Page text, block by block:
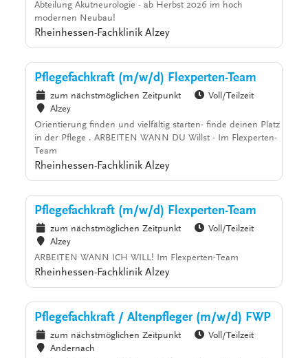
Abteilung Akutneurologie - ab Herbst 2026 im hoch
modernen Neubau!
Rheinhessen-Fachklinik Alzey
Pflegefachkraft (m/w/d) Flexperten-Team
zum nächstmöglichen Zeitpunkt
Voll/Teilzeit
Alzey
Orientierung finden und vielfältig starten- finde deinen Platz
in der Pflege . ARBEITEN WANN DU Willst - Im Flexperten-
Team
Rheinhessen-Fachklinik Alzey
Pflegefachkraft (m/w/d) Flexperten-Team
zum nächstmöglichen Zeitpunkt
Voll/Teilzeit
Alzey
ARBEITEN WANN ICH WILL! Im Flexperten-Team
Rheinhessen-Fachklinik Alzey
Pflegefachkraft / Altenpfleger (m/w/d) FWP
zum nächstmöglichen Zeitpunkt
Voll/Teilzeit
Andernach